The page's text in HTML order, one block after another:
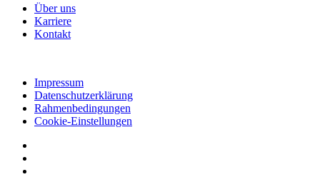
Über uns
Karriere
Kontakt
Impressum
Datenschutzerklärung
Rahmenbedingungen
Cookie-Einstellungen